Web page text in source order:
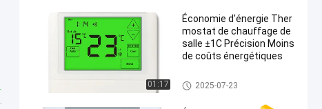
01:17
Économie d'énergie Ther
mostat de chauffage de
salle ±1C Précision Moins
de coûts énergétiques
thermostat salle numérique
2025-07-23